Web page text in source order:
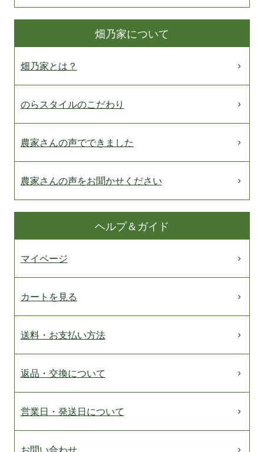
畑乃家について
畑乃家とは？
のらスタイルのこだわり
農家さんの声でできました
農家さんの声をお聞かせください
ヘルプ＆ガイド
マイページ
カートを見る
送料・お支払い方法
返品・交換について
営業日・発送日について
お問い合わせ